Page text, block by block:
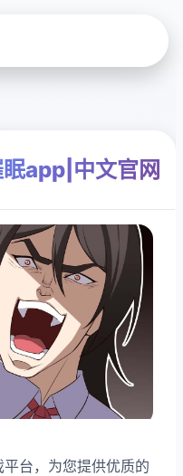
app|中文官网
台，为您提供优质的